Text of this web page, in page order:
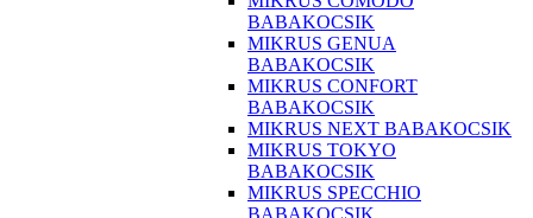
BABAKOCSIK
MIKRUS GENUA
BABAKOCSIK
MIKRUS CONFORT
BABAKOCSIK
MIKRUS NEXT BABAKOCSIK
MIKRUS TOKYO
BABAKOCSIK
MIKRUS SPECCHIO
BABAKOCSIK